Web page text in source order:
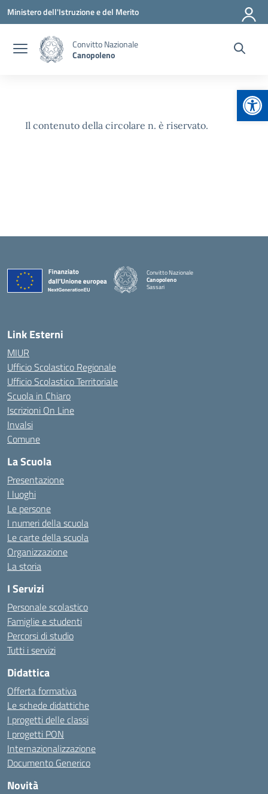
Vai ai contenuti
Vai al menu di navigazione
Vai al footer
Ministero dell'Istruzione e del Merito
Convitto Nazionale
Canopoleno
Il contenuto della circolare n. è riservato.
Convitto Nazionale
Canopoleno
Sassari
Link Esterni
MIUR
Ufficio Scolastico Regionale
Ufficio Scolastico Territoriale
Scuola in Chiaro
Iscrizioni On Line
Invalsi
Comune
La Scuola
Presentazione
I luoghi
Le persone
I numeri della scuola
Le carte della scuola
Organizzazione
La storia
I Servizi
Personale scolastico
Famiglie e studenti
Percorsi di studio
Tutti i servizi
Didattica
Offerta formativa
Le schede didattiche
I progetti delle classi
I progetti PON
Internazionalizzazione
Documento Generico
Novità